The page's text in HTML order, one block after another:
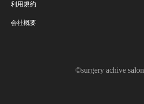
利用規約
会社概要
©surgery achive salon